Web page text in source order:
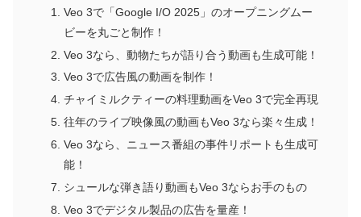
Veo 3で「Google I/O 2025」のオープニングムー
ビーを丸ごと制作！
Veo 3なら、動物たちが語り合う動画も生成可能！
Veo 3で広告風の動画を制作！
チャイミルクティーの料理動画をVeo 3で完全再現
往年のライブ映像風の動画もVeo 3なら楽々生成！
Veo 3なら、ニュース番組の事件リポートも生成可
能！
シュールな弾き語り動画もVeo 3ならお手のもの
Veo 3でデジタル製品の広告を量産！